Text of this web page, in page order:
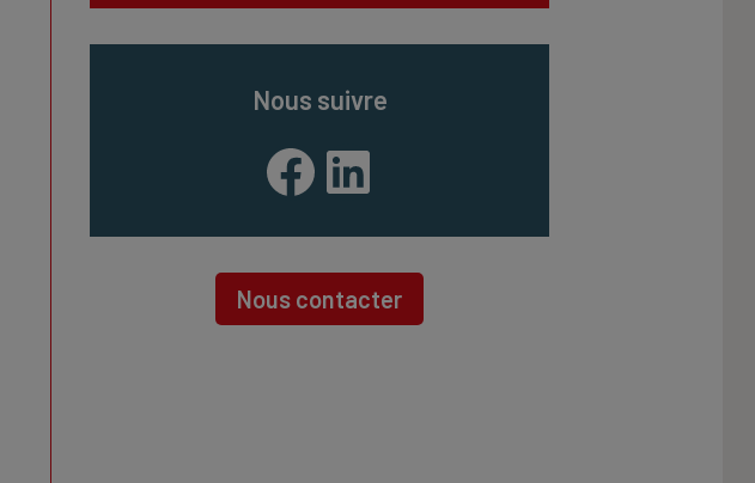
Nous suivre
Facebook LinkedIn
Nous contacter